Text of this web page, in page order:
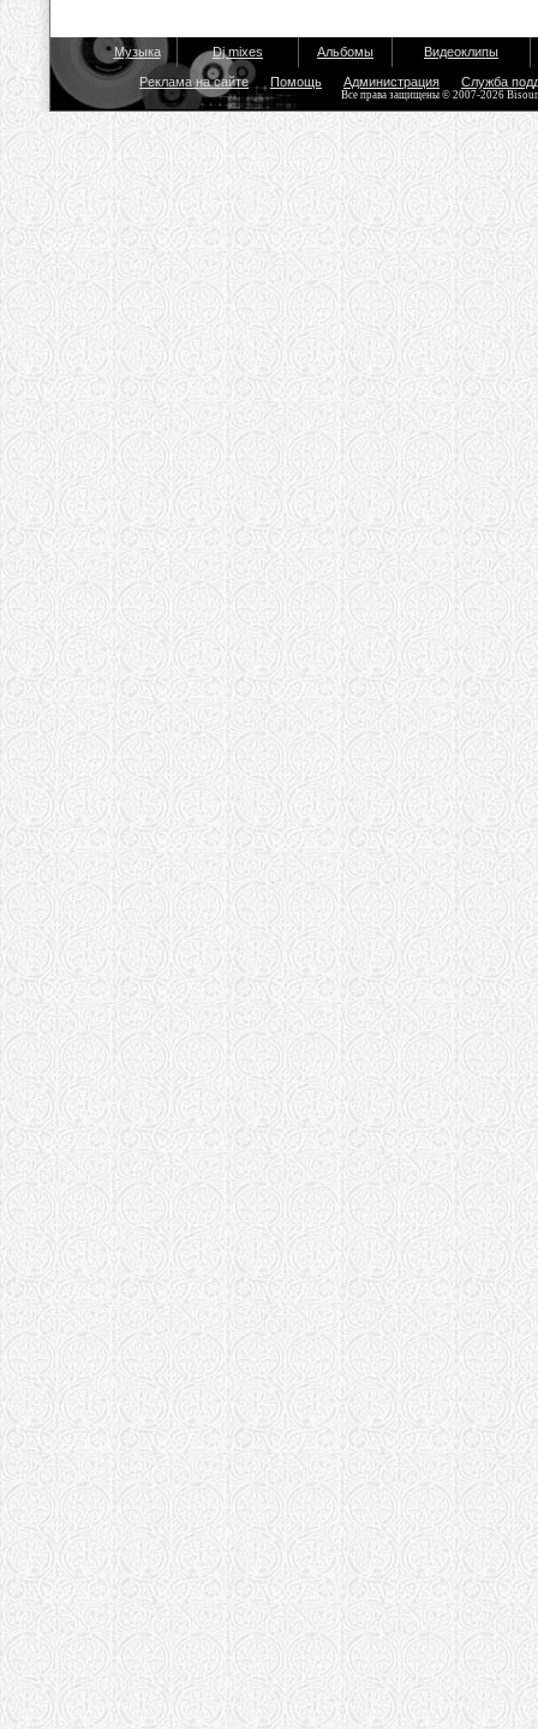
Музыка Dj mixes Альбомы Видеоклипы
Реклама на сайте Помощь Администрация Служба
Все права защищены © 2007-2026